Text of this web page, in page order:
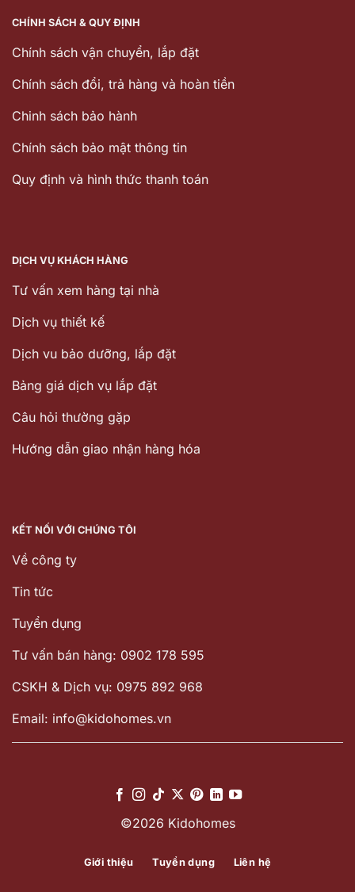
CHÍNH SÁCH & QUY ĐỊNH
Chính sách vận chuyển, lắp đặt
Chính sách đổi, trả hàng và hoàn tiền
Chinh sách bảo hành
Chính sách bảo mật thông tin
Quy định và hình thức thanh toán
DỊCH VỤ KHÁCH HÀNG
Tư vấn xem hàng tại nhà
Dịch vụ thiết kế
Dịch vu bảo dưỡng, lắp đặt
Bảng giá dịch vụ lắp đặt
Câu hỏi thường gặp
Hướng dẫn giao nhận hàng hóa
KẾT NỐI VỚI CHÚNG TÔI
Về công ty
Tin tức
Tuyển dụng
Tư vấn bán hàng: 0902 178 595
CSKH & Dịch vụ: 0975 892 968
Email: info@kidohomes.vn
©2026 Kidohomes
Giới thiệu Tuyển dụng Liên hệ